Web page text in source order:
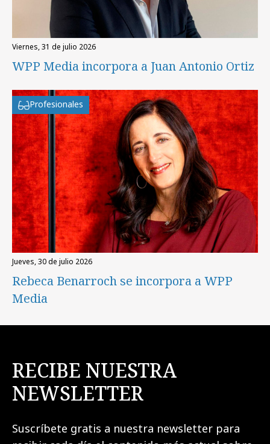
viernes, 31 de julio 2026
WPP Media incorpora a Juan Antonio Ortiz
Profesionales
jueves, 30 de julio 2026
Rebeca Benarroch se incorpora a WPP
Media
RECIBE NUESTRA
NEWSLETTER
Suscríbete gratis a nuestra newsletter para